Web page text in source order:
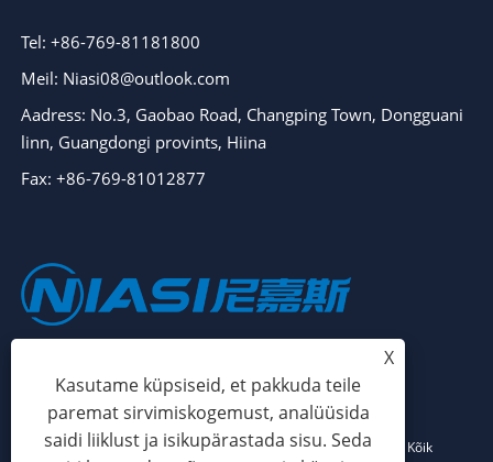
Tel: +86-769-81181800
Meil: Niasi08@outlook.com
Aadress: No.3, Gaobao Road, Changping Town, Dongguani
linn, Guangdongi provints, Hiina
Fax: +86-769-81012877
Autoriõigus © 2024 Dongguan Niasi Plastic Machinery Co., Ltd. Kõik
X
Kasutame küpsiseid, et pakkuda teile
paremat sirvimiskogemust, analüüsida
saidi liiklust ja isikupärastada sisu. Seda